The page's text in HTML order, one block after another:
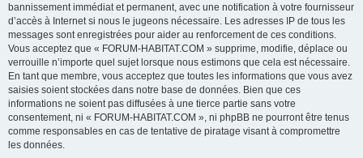
bannissement immédiat et permanent, avec une notification à votre fournisseur
d’accès à Internet si nous le jugeons nécessaire. Les adresses IP de tous les
messages sont enregistrées pour aider au renforcement de ces conditions.
Vous acceptez que « FORUM-HABITAT.COM » supprime, modifie, déplace ou
verrouille n’importe quel sujet lorsque nous estimons que cela est nécessaire.
En tant que membre, vous acceptez que toutes les informations que vous avez
saisies soient stockées dans notre base de données. Bien que ces
informations ne soient pas diffusées à une tierce partie sans votre
consentement, ni « FORUM-HABITAT.COM », ni phpBB ne pourront être tenus
comme responsables en cas de tentative de piratage visant à compromettre
les données.